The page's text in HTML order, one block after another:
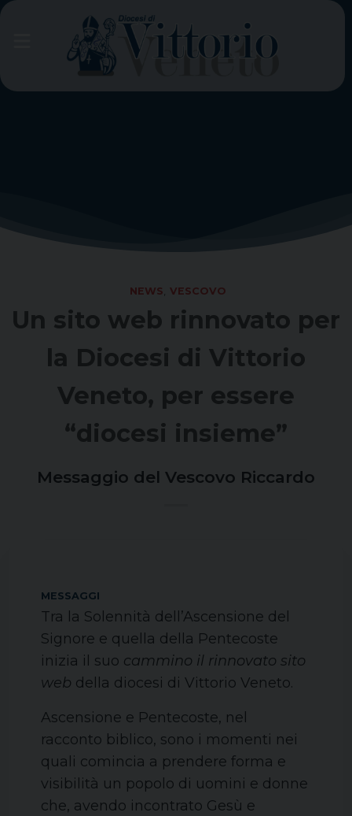
Skip
NEWS VESCOVO
Un sito web rinnovato per
la Diocesi di Vittorio
Veneto, per essere
“diocesi insieme”
Messaggio del Vescovo Riccardo
MESSAGGI
Tra la Solennità dell’Ascensione del
Signore e quella della Pentecoste
inizia il suo cammino il rinnovato sito
web della diocesi di Vittorio Veneto.
Ascensione e Pentecoste, nel
racconto biblico, sono i momenti nei
quali comincia a prendere forma e
visibilità un popolo di uomini e donne
che, avendo incontrato Gesù e